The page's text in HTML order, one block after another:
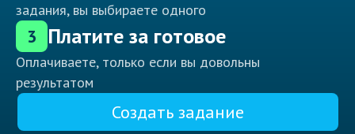
задания, вы выбираете одного
3 Платите за готовое
Оплачиваете, только если вы довольны
результатом
Создать задание